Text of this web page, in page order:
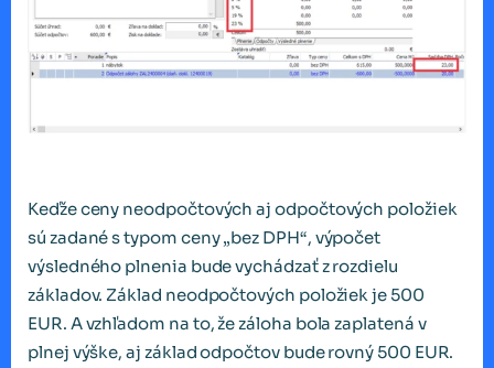
Keďže ceny neodpočtových aj odpočtových položiek
sú zadané s typom ceny „bez DPH“, výpočet
výsledného plnenia bude vychádzať z rozdielu
základov. Základ neodpočtových položiek je 500
EUR. A vzhľadom na to, že záloha bola zaplatená v
plnej výške, aj základ odpočtov bude rovný 500 EUR.